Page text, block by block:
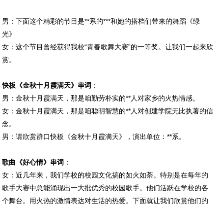
男：下面这个精彩的节目是**系的***和她的搭档们带来的舞蹈《绿
光》
女：这个节目曾经获得我校“青春歌舞大赛”的一等奖。让我们一起来欣
赏。
快板《金秋十月霞满天》串词 ：
男：金秋十月霞满天，那是咱勤劳朴实的**人对家乡的火热情感。
女：金秋十月霞满天，那是咱聪明智慧的**人对创建学院无比执著的信
念。
男：请欣赏群口快板《金秋十月霞满天》，演出单位：**系。
歌曲《好心情》串词 ：
女：近几年来，我们学校的校园文化搞的如火如荼。特别是在每年的
歌手大赛中总能涌现出一大批优秀的校园歌手。他们活跃在学校的各
个舞台。用火热的激情表达对生活的热爱。下面就让我们欣赏他们的